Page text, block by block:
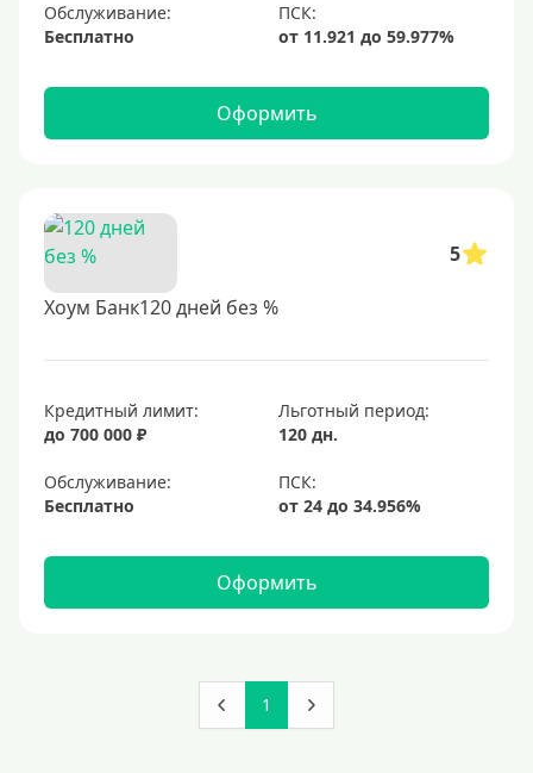
Обслуживание:
Бесплатно
Оформить
5
Хоум Банк120 дней без %
Кредитный лимит:
до 700 000 ₽
Льготный период:
120 дн.
Обслуживание:
Бесплатно
Оформить
1